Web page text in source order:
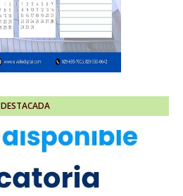
DESTACADA